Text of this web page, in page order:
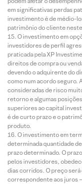
em significativas perdas
investimento é de médio-
patrimônio do cliente
O investimento em
investidores de perfil
praticada pela XP
direitos de compra ou
devendo o adquirente do
como num acordo seguro.
consideradas de risco
retorno e algumas
superiores ao capital
é de curto prazo e o
produto.
O investimento em
determinada quantidade
prazo determinado. O
pelos investidores,
dias corridos. O preço será
correspondente aos juros